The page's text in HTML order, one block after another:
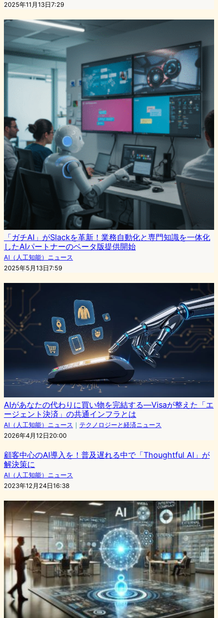
2025年11月13日7:29
「ガチAI」がSlackを革新！業務自動化と専門知識を一体化
したAIパートナーのベータ版提供開始
AI（人工知能）ニュース
2025年5月13日7:59
AIがあなたの代わりに買い物を完結する—Visaが整えた「エ
ージェント決済」の共通インフラとは
AI（人工知能）ニュース ｜ テクノロジーと経済ニュース
2026年4月12日20:00
顧客中心のAI導入を！普及遅れる中で「Thoughtful AI」が
解決策に
AI（人工知能）ニュース
2023年12月24日16:38